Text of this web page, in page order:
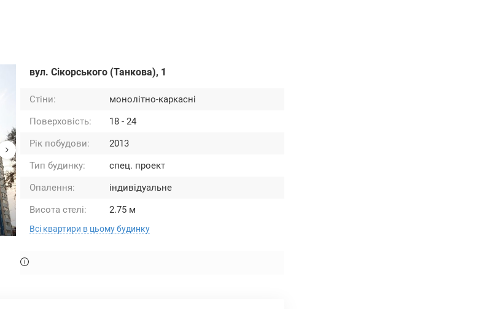
вул. Сікорського (Танкова), 1
Стіни:
монолітно-каркасні
Поверховість:
18 - 24
Рік побудови:
2013
Тип будинку:
спец. проект
Опалення:
індивідуальне
Висота стелі:
2.75 м
Всі квартири в цьому будинку